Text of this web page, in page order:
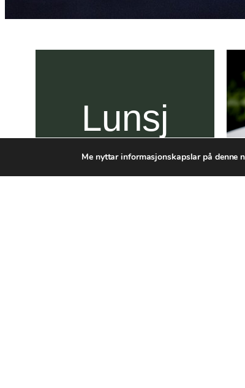
Lunsj
Me nyttar informasjonskapslar på denne